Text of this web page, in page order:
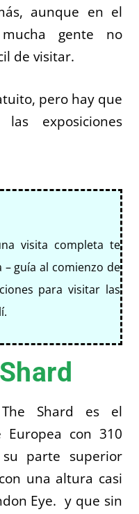
aunque en el
gente no
de visitar.
pero hay que
exposiciones
visita completa te
guía al comienzo de
para visitar las
Shard es el
Europea con 310
parte superior
una altura casi
Eye. y que sin